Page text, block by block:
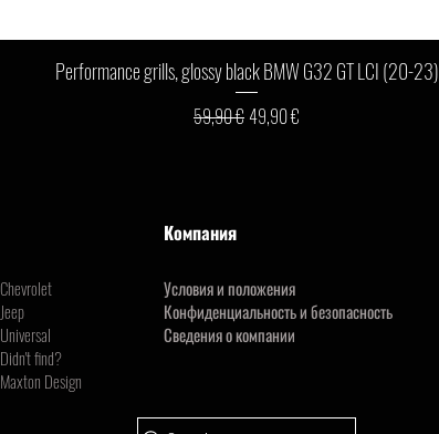
Быстрый просмотр
Performance grills, glossy black BMW G32 GT LCI (20-23)
Обычная цена
59,90 € Цена со скидкой
49,90 €
Chevrolet
Jeep
Universal
Didn't find?
Maxton Design
Компания
Условия и положения
Конфиденциальность и безопасность
Сведения о компании